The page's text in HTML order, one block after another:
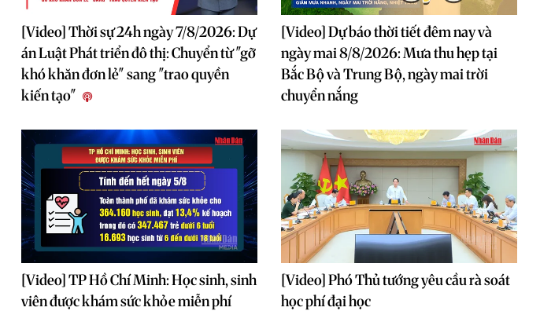
[Video] Thời sự 24h ngày 7/8/2026: Dự
án Luật Phát triển đô thị: Chuyển từ "gỡ
khó khăn đơn lẻ" sang "trao quyền
kiến tạo"
[Video] Dự báo thời tiết đêm nay và
ngày mai 8/8/2026: Mưa thu hẹp tại
Bắc Bộ và Trung Bộ, ngày mai trời
chuyển nắng
[Video] TP Hồ Chí Minh: Học sinh, sinh
viên được khám sức khỏe miễn phí
[Video] Phó Thủ tướng yêu cầu rà soát
học phí đại học